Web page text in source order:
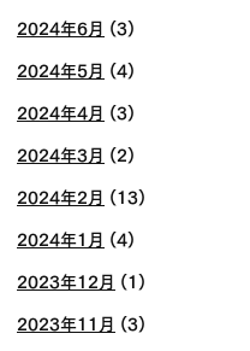
2024年6月 (3)
2024年5月 (4)
2024年4月 (3)
2024年3月 (2)
2024年2月 (13)
2024年1月 (4)
2023年12月 (1)
2023年11月 (3)